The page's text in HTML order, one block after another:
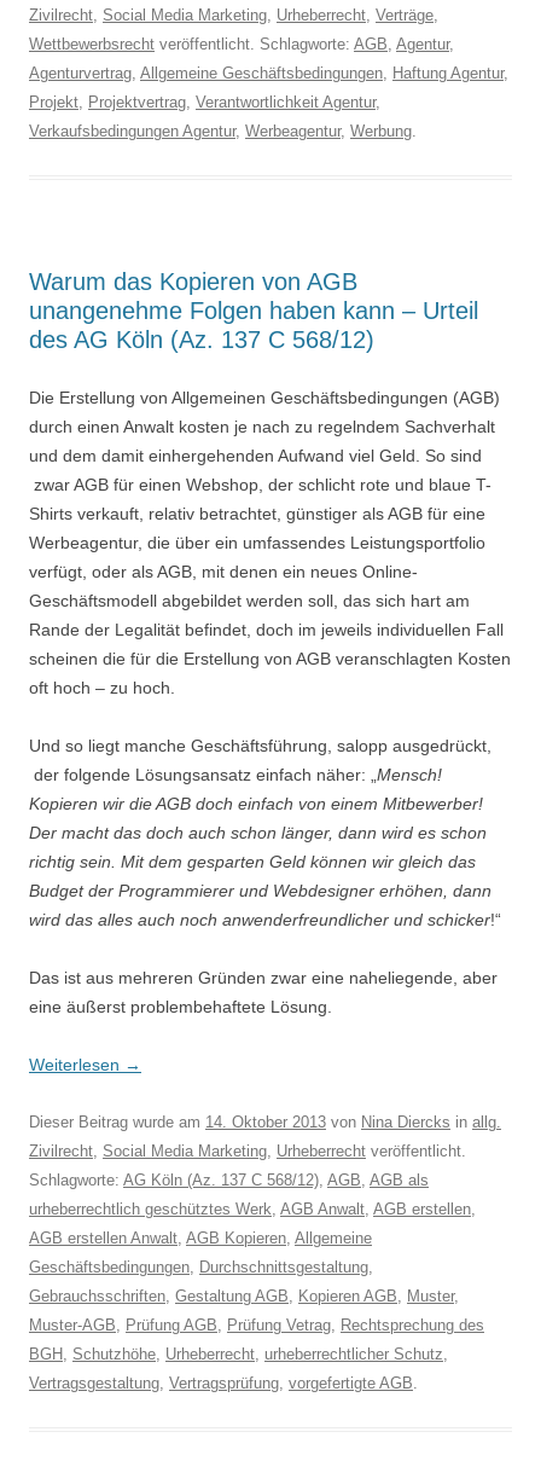
Zivilrecht, Social Media Marketing, Urheberrecht, Verträge,
Wettbewerbsrecht veröffentlicht. Schlagworte: AGB, Agentur,
Agenturvertrag, Allgemeine Geschäftsbedingungen, Haftung Agentur,
Projekt, Projektvertrag, Verantwortlichkeit Agentur,
Verkaufsbedingungen Agentur, Werbeagentur, Werbung.
Warum das Kopieren von AGB
unangenehme Folgen haben kann – Urteil
des AG Köln (Az. 137 C 568/12)
Die Erstellung von Allgemeinen Geschäftsbedingungen (AGB)
durch einen Anwalt kosten je nach zu regelndem Sachverhalt
und dem damit einhergehenden Aufwand viel Geld. So sind
zwar AGB für einen Webshop, der schlicht rote und blaue T-
Shirts verkauft, relativ betrachtet, günstiger als AGB für eine
Werbeagentur, die über ein umfassendes Leistungsportfolio
verfügt, oder als AGB, mit denen ein neues Online-
Geschäftsmodell abgebildet werden soll, das sich hart am
Rande der Legalität befindet, doch im jeweils individuellen Fall
scheinen die für die Erstellung von AGB veranschlagten Kosten
oft hoch – zu hoch.
Und so liegt manche Geschäftsführung, salopp ausgedrückt,
der folgende Lösungsansatz einfach näher: „ Mensch!
Kopieren wir die AGB doch einfach von einem Mitbewerber!
Der macht das doch auch schon länger, dann wird es schon
richtig sein. Mit dem gesparten Geld können wir gleich das
Budget der Programmierer und Webdesigner erhöhen, dann
wird das alles auch noch anwenderfreundlicher und schicker!“
Das ist aus mehreren Gründen zwar eine naheliegende, aber
eine äußerst problembehaftete Lösung.
Weiterlesen →
Dieser Beitrag wurde am 14. Oktober 2013 von Nina Diercks in allg.
Zivilrecht, Social Media Marketing, Urheberrecht veröffentlicht.
Schlagworte: AG Köln (Az. 137 C 568/12), AGB, AGB als
urheberrechtlich geschütztes Werk, AGB Anwalt, AGB erstellen,
AGB erstellen Anwalt, AGB Kopieren, Allgemeine
Geschäftsbedingungen, Durchschnittsgestaltung,
Gebrauchsschriften, Gestaltung AGB, Kopieren AGB, Muster,
Muster-AGB, Prüfung AGB, Prüfung Vetrag, Rechtsprechung des
BGH , Schutzhöhe, Urheberrecht, urheberrechtlicher Schutz,
Vertragsgestaltung, Vertragsprüfung, vorgefertigte AGB.